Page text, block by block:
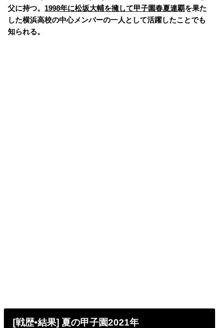
父に持つ。 1998年に松坂大輔を擁して甲子園春夏連覇を果た
した横浜高校の中心メンバーの一人として活躍したことでも
知られる。
[戦歴•結果] 夏の甲子園2021年